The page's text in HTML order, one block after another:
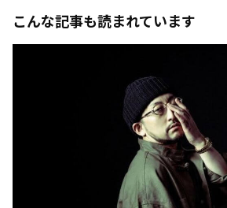
こんな記事も読まれています